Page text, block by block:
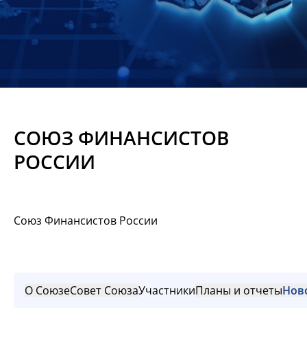
отчеты
Контакты
Материалы
СОЮЗ ФИНАНСИСТОВ
РОССИИ
Союз Финансистов России
О СоюзеСовет СоюзаУчастникиПланы и отчеты